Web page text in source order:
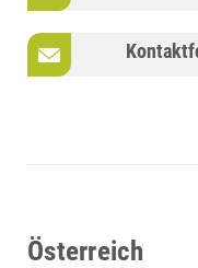
Österreich